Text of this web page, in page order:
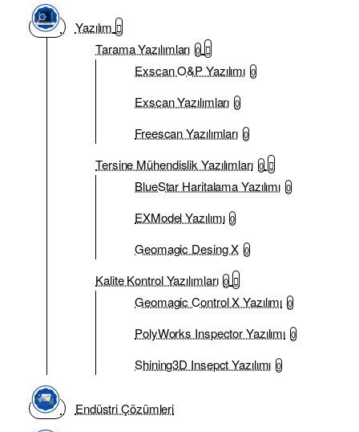
Yazılım
Tarama Yazılımları 0
Exscan O&P Yazılımı 0
Exscan Yazılımları 0
Freescan Yazılımları 0
Tersine Mühendislik Yazılımları 0
BlueStar Haritalama Yazılımı 0
EXModel Yazılımı 0
Geomagic Desing X 0
Kalite Kontrol Yazılımları 0
Geomagic Control X Yazılımı 0
PolyWorks Inspector Yazılımı 0
Shining3D Insepct Yazılımı 0
Endüstri Çözümleri